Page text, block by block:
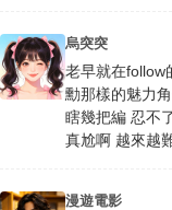
烏突突
老早就在follow
勳那樣的魅力
瞎幾把編 忍不
真尬啊 越來越
漫遊電影